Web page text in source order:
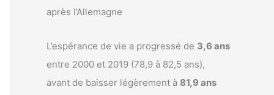
après l’Allemagne
L’espérance de vie a progressé de 3,6 ans
entre 2000 et 2019 (78,9 à 82,5 ans),
avant de baisser légèrement à 81,9 ans